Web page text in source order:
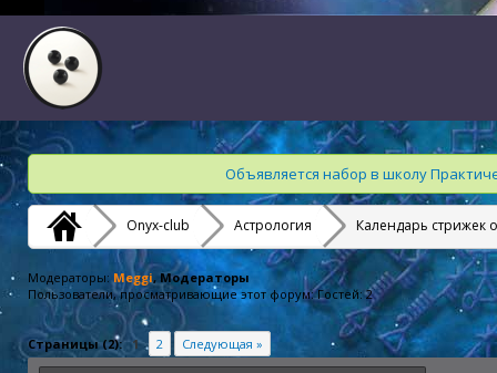
Объявляется набор в школу
Onyx-club Астрология Календарь стрижек
Модераторы: Meggi, Модераторы
Пользователи, просматривающие этот форум: Гостей: 2
Страницы (2): 1 2 Следующая »